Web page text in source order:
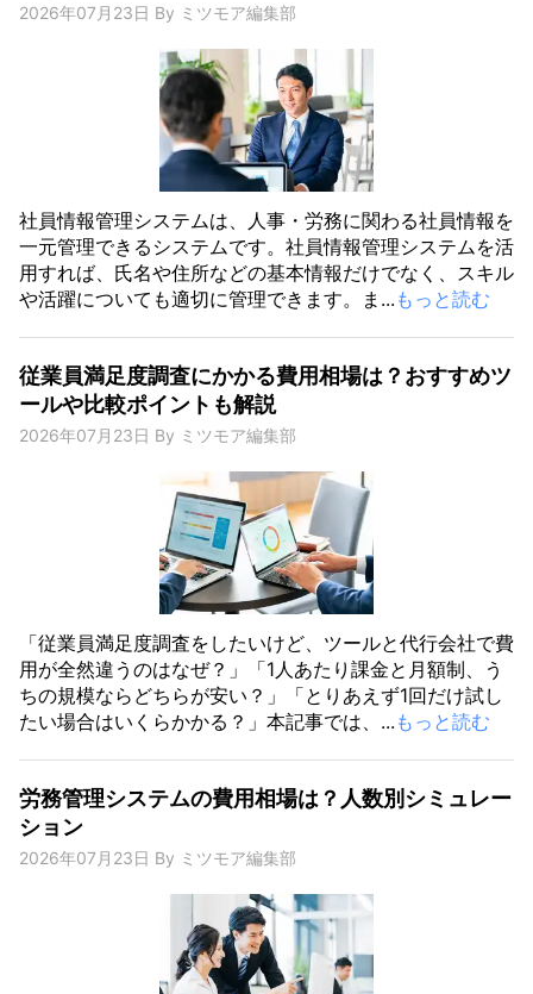
2026年07月23日 By ミツモア編集部
社員情報管理システムは、人事・労務に関わる社員情報を
一元管理できるシステムです。社員情報管理システムを活
用すれば、氏名や住所などの基本情報だけでなく、スキル
や活躍についても適切に管理できます。ま... もっと読む
従業員満足度調査にかかる費用相場は？おすすめツ
ールや比較ポイントも解説
2026年07月23日 By ミツモア編集部
「従業員満足度調査をしたいけど、ツールと代行会社で費
用が全然違うのはなぜ？」「1人あたり課金と月額制、う
ちの規模ならどちらが安い？」「とりあえず1回だけ試し
たい場合はいくらかかる？」本記事では、... もっと読む
労務管理システムの費用相場は？人数別シミュレー
ション
2026年07月23日 By ミツモア編集部